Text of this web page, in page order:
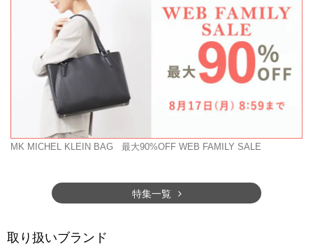
MK MICHEL KLEIN BAG 最大90%OFF WEB FAMILY SALE
特集一覧
取り扱いブランド